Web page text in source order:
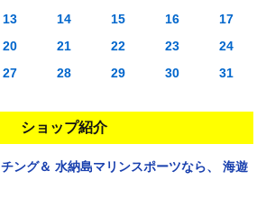
13 14 15 16
17
20 21 22 23
24
27 28 29 30 31
ショップ紹介
ング＆ 水納島マリンスポーツなら、
海遊